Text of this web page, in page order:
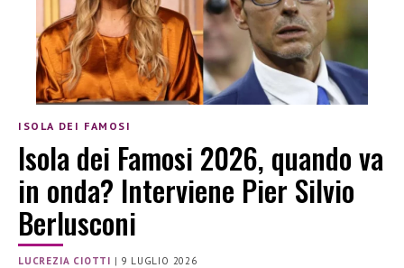
ISOLA DEI FAMOSI
Isola dei Famosi 2026, quando va
in onda? Interviene Pier Silvio
Berlusconi
LUCREZIA CIOTTI | 9 LUGLIO 2026